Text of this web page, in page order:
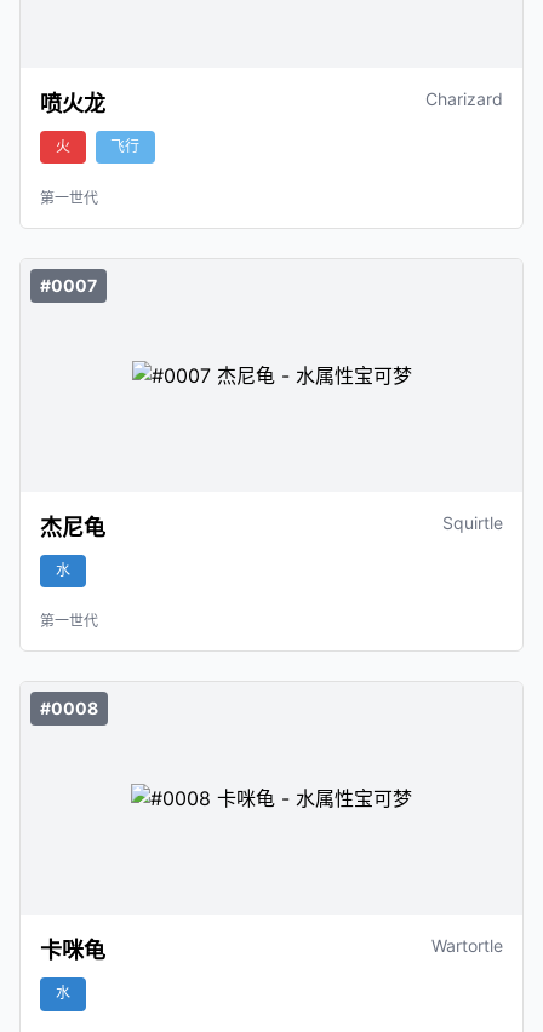
喷火龙 Charizard
火 飞行
第一世代
#0007
杰尼龟 Squirtle
水
第一世代
#0008
卡咪龟 Wartortle
水